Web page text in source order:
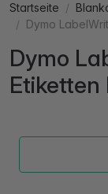
Startseite
Dymo
Dymo
Etiketten